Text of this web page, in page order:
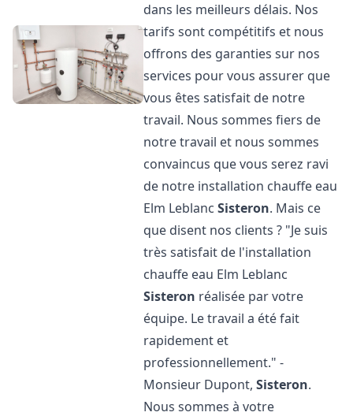
dans les meilleurs délais. Nos
tarifs sont compétitifs et nous
offrons des garanties sur nos
services pour vous assurer que
vous êtes satisfait de notre
travail. Nous sommes fiers de
notre travail et nous sommes
convaincus que vous serez ravi
de notre installation chauffe eau
Elm LeblancSisteron. Mais ce
que disent nos clients ? "Je suis
très satisfait de l'installation
chauffe eau Elm Leblanc
Sisteron réalisée par votre
équipe. Le travail a été fait
rapidement et
professionnellement." -
Monsieur Dupont,Sisteron.
Nous sommes à votre